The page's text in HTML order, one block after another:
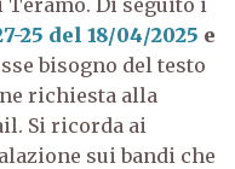
Di seguito i
25 del 18/04/2025 e
bisogno del testo
richiesta alla
Si ricorda ai
sui bandi che